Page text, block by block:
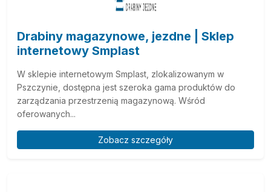
Drabiny magazynowe, jezdne | Sklep
internetowy Smplast
W sklepie internetowym Smplast, zlokalizowanym w
Pszczynie, dostępna jest szeroka gama produktów do
zarządzania przestrzenią magazynową. Wśród
oferowanych...
Zobacz szczegóły